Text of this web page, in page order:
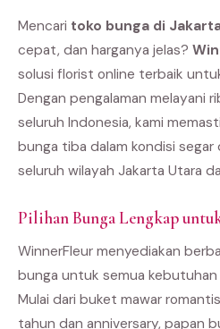
Mencari toko bunga di
cepat, dan harganya jelas?
solusi florist online terbaik
Dengan pengalaman melayani
seluruh Indonesia, kami
bunga tiba dalam kondisi
seluruh wilayah Jakarta Utara
Pilihan Bunga Lengkap
WinnerFleur menyediakan
bunga untuk semua kebutuhan
Mulai dari buket mawar
tahun dan anniversary, papan